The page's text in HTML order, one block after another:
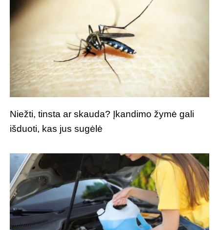
Niežti, tinsta ar skauda? Įkandimo žymė gali
išduoti, kas jus sugėlė